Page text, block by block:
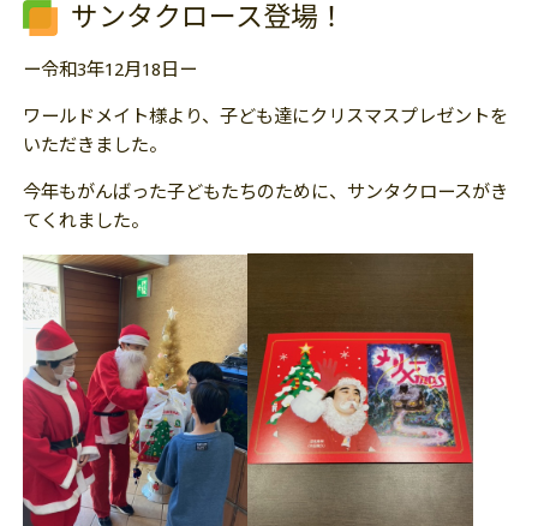
サンタクロース登場！
ー令和3年12月18日ー
ワールドメイト様より、子ども達にクリスマスプレゼントを
いただきました。
今年もがんばった子どもたちのために、サンタクロースがき
てくれました。